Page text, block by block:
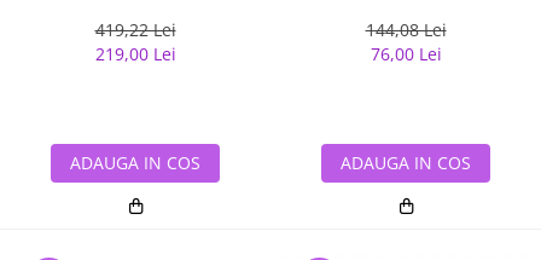
419,22 Lei
219,00 Lei
ADAUGA IN COS
144,08 Lei
76,00 Lei
ADAUGA IN COS